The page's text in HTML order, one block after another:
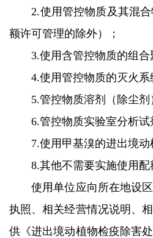
2.使用管控物质及其混合
额许可管理的除外）；
3.使用含管控物质的组合
4.使用管控物质的灭火系
5.管控物质溶剂（除尘剂
6.管控物质实验室分析试
7.使用甲基溴的进出境动
8.其他不需要实施使用配
使用单位应向所在地设区
执照、相关经营情况说明、
供《进出境动植物检疫除害